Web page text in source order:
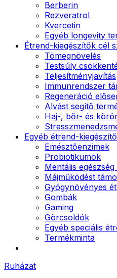
Berberin
Rezveratrol
Kvercetin
Egyéb longevity
Étrend-kiegészítők cél
Tömegnövelés
Testsúly
Teljesítményjavítás
Immunrendszer
Regeneráció
Alvást segítő
Haj-, bőr- és
Egyéb étrend-
Emésztőenzimek
Probiotikumok
Mentális
Májműködést
Gyógynövényes
Gombák
Gaming
Görcsoldók
Egyéb speciális
Termékminta
Ruházat